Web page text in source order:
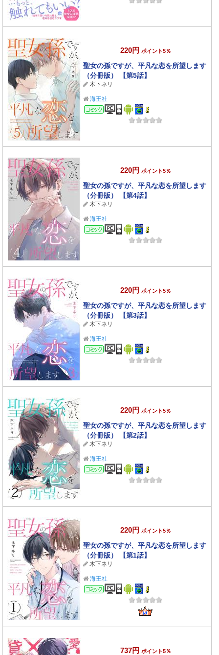
220円 ポイント5％
聖女の孫ですが、平凡な恋を所望します
（分冊版） 【第5話】
木下ネリ
海王社
コミック
220円 ポイント5％
聖女の孫ですが、平凡な恋を所望します
（分冊版） 【第4話】
木下ネリ
海王社
コミック
220円 ポイント5％
聖女の孫ですが、平凡な恋を所望します
（分冊版） 【第3話】
木下ネリ
海王社
コミック
220円 ポイント5％
聖女の孫ですが、平凡な恋を所望します
（分冊版） 【第2話】
木下ネリ
海王社
コミック
220円 ポイント5％
聖女の孫ですが、平凡な恋を所望します
（分冊版） 【第1話】
木下ネリ
海王社
コミック
737円 ポイント5％